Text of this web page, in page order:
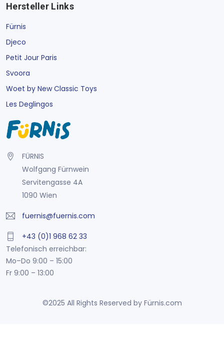
Hersteller Links
Fürnis
Djeco
Petit Jour Paris
Svoora
Woet by New Classic Toys
Les Deglingos
FÜRNIS
Wolfgang Fürnwein
Servitengasse 4A
1090 Wien
fuernis@fuernis.com
+43 (0)1 968 62 33
Telefonisch erreichbar:
Mo–Do 9:00 – 15:00
Fr 9:00 – 13:00
©2025 All Rights Reserved by Fürnis.com